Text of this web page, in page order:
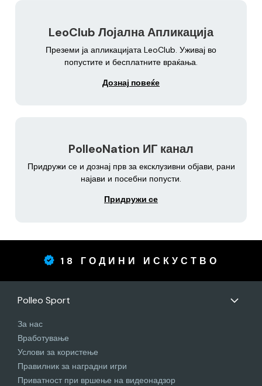
LeoClub Лојална Апликација
Преземи ја апликацијата LeoClub. Уживај во
попустите и бесплатните враќања.
Дознај повеќе
PolleoNation ИГ канал
Придружи се и дознај прв за ексклузивни објави, рани
најави и посебни попусти.
Придружи се
18 ГОДИНИ ИСКУСТВО
Polleo Sport
За нас
Вработување
Услови за користење
Правилник за наградни игри
Приватност при вршење на видеонадзор